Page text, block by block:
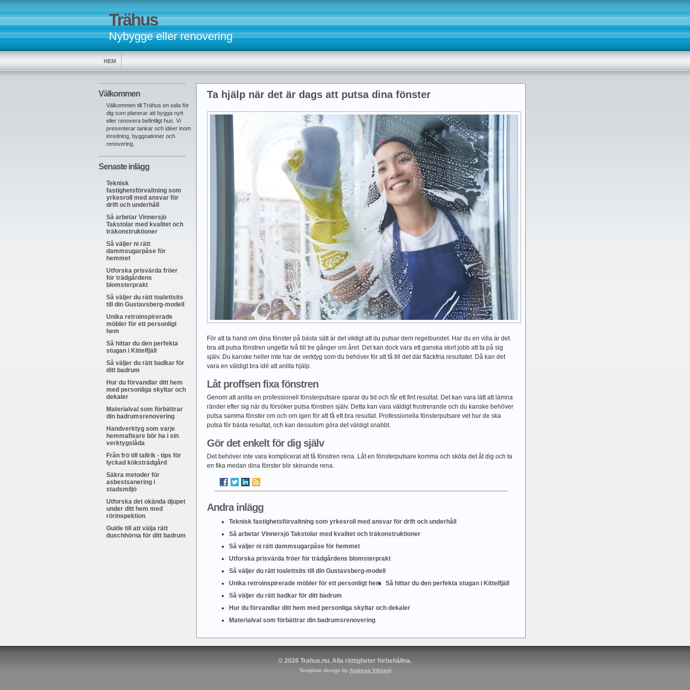
Trähus
Nybygge eller renovering
HEM
Välkommen
Välkommen till Trähus en sida för
dig som planerar att bygga nytt
eller renovera befintligt hus. Vi
presenterar tankar och idéer inom
inredning, byggnationer och
renovering.
Senaste inlägg
Teknisk
fastighetsförvaltning som
yrkesroll med ansvar för
drift och underhåll
Så arbetar Vinnersjö
Takstolar med kvalitet och
träkonstruktioner
Så väljer ni rätt
dammsugarpåse för
hemmet
Utforska prisvärda fröer
för trädgårdens
blomsterprakt
Så väljer du rätt toalettsits
till din Gustavsberg-modell
Unika retroinspirerade
möbler för ett personligt
hem
Så hittar du den perfekta
stugan i Kittelfjäll
Så väljer du rätt badkar för
ditt badrum
Hur du förvandlar ditt hem
med personliga skyltar och
dekaler
Materialval som förbättrar
din badrumsrenovering
Handverktyg som varje
hemmafixare bör ha i sin
verktygslåda
Från frö till tallrik - tips för
lyckad köksträdgård
Säkra metoder för
asbestsanering i
stadsmiljö
Utforska det okända djupet
under ditt hem med
rörinspektion
Guide till att välja rätt
duschhörna för ditt badrum
Ta hjälp när det är dags att putsa dina fönster
För att ta hand om dina fönster på bästa sätt är det viktigt att du putsar dem regelbundet. Har du en villa är det
bra att putsa fönstren ungefär två till tre gånger om året. Det kan dock vara ett ganska stort jobb att ta på sig
själv. Du kanske heller inte har de verktyg som du behöver för att få till det där fläckfria resultatet. Då kan det
vara en väldigt bra idé att anlita hjälp.
Låt proffsen fixa fönstren
Genom att anlita en professionell fönsterputsare sparar du tid och får ett fint resultat. Det kan vara lätt att lämna
ränder efter sig när du försöker putsa fönstren själv. Detta kan vara väldigt frustrerande och du kanske behöver
putsa samma fönster om och om igen för att få ett bra resultat. Professionella fönsterputsare vet hur de ska
putsa för bästa resultat, och kan dessutom göra det väldigt snabbt.
Gör det enkelt för dig själv
Det behöver inte vara komplicerat att få fönstren rena. Låt en fönsterputsare komma och sköta det åt dig och ta
en fika medan dina fönster blir skinande rena.
Andra inlägg
Teknisk fastighetsförvaltning som yrkesroll med ansvar för drift och underhåll
Så arbetar Vinnersjö Takstolar med kvalitet och träkonstruktioner
Så väljer ni rätt dammsugarpåse för hemmet
Utforska prisvärda fröer för trädgårdens blomsterprakt
Så väljer du rätt toalettsits till din Gustavsberg-modell
Unika retroinspirerade möbler för ett personligt hem
Så hittar du den perfekta stugan i Kittelfjäll
Så väljer du rätt badkar för ditt badrum
Hur du förvandlar ditt hem med personliga skyltar och dekaler
Materialval som förbättrar din badrumsrenovering
© 2026 Trahus.nu. Alla rättigheter förbehållna.
Template design by Andreas Viklund